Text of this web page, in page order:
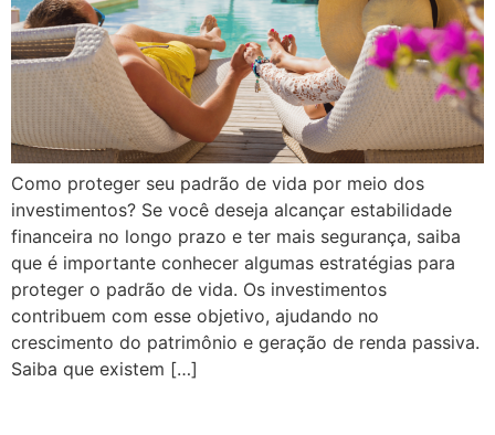
Como proteger seu padrão de vida por meio dos
investimentos? Se você deseja alcançar estabilidade
financeira no longo prazo e ter mais segurança, saiba
que é importante conhecer algumas estratégias para
proteger o padrão de vida. Os investimentos
contribuem com esse objetivo, ajudando no
crescimento do patrimônio e geração de renda passiva.
Saiba que existem […]